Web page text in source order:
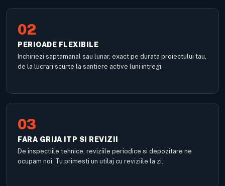
02
PERIOADE FLEXIBILE
Inchiriezi saptamanal sau lunar, exact pe durata proiectului tau,
de la lucrari scurte la santiere active luni intregi.
03
FARA GRIJA ITP SI REVIZII
De inspectiile tehnice, reviziile periodice si depozitare ne
ocupam noi. Tu primesti un utilaj cu reviziile la zi.